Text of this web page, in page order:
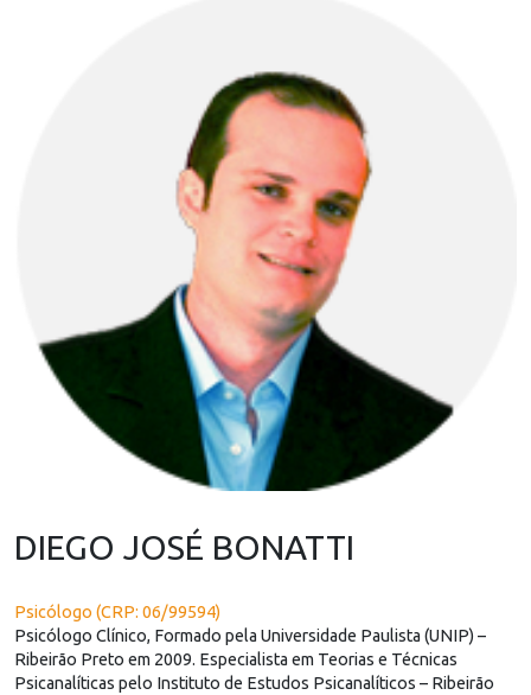
DIEGO JOSÉ BONATTI
Psicólogo (CRP: 06/99594)
Psicólogo Clínico, Formado pela Universidade Paulista (UNIP) –
Ribeirão Preto em 2009. Especialista em Teorias e Técnicas
Psicanalíticas pelo Instituto de Estudos Psicanalíticos – Ribeirão